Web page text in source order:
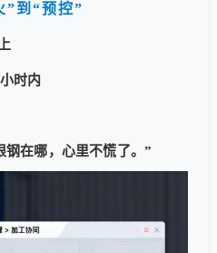
”到“预控”
时内
钢在哪，心里不慌了。”